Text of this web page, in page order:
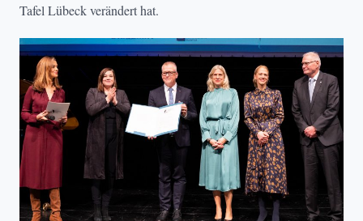
Tafel Lübeck verändert hat.